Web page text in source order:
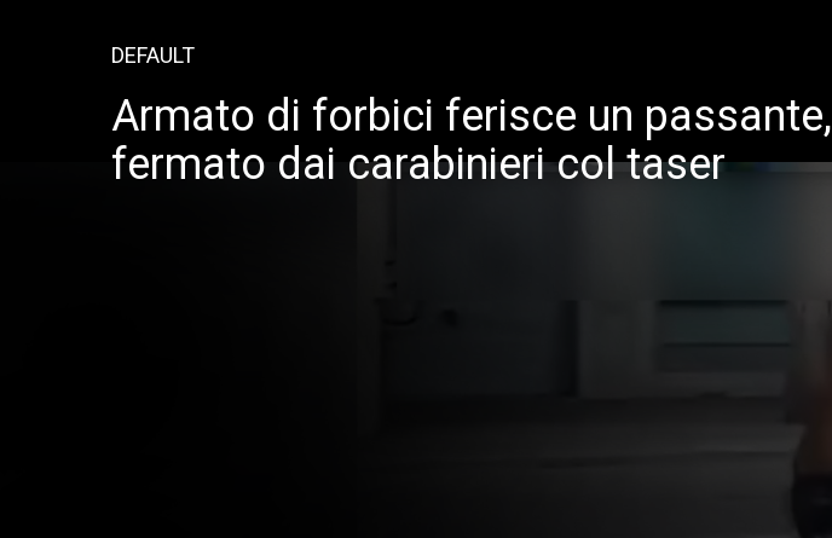
DEFAULT
Armato di forbici ferisce un passante,
fermato dai carabinieri col taser